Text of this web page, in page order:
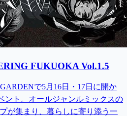
FUKUOKA Vol.1.5
で5月16日・17日に開か
ント。オールジャンルミックスの
が集まり、暮らしに寄り添う一